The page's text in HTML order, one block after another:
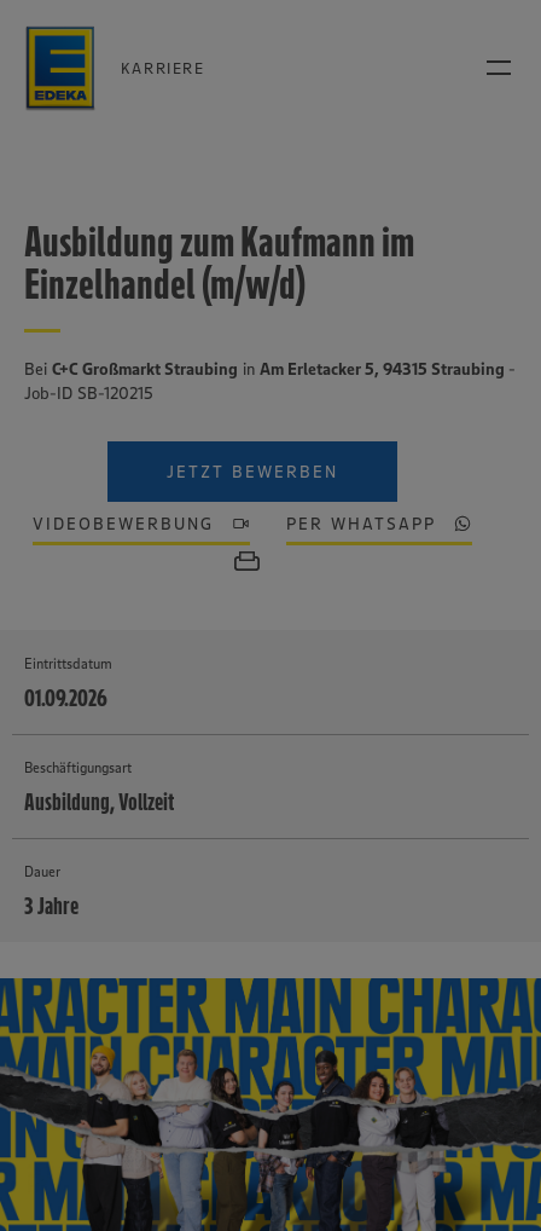
KARRIERE
Ausbildung zum Kaufmann im
Einzelhandel (m/w/d)
Bei C+C Großmarkt Straubing in Am Erletacker 5, 94315 Straubing -
Job-ID SB-120215
JETZT BEWERBEN
VIDEOBEWERBUNG PER WHATSAPP
Eintrittsdatum
01.09.2026
Beschäftigungsart
Ausbildung, Vollzeit
Dauer
3 Jahre